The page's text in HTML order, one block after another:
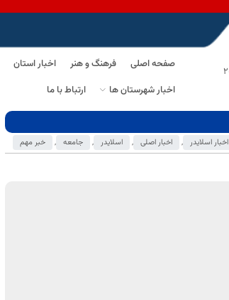
صفحه اصلی فرهنگ و هنر اخبار استان
اخبار شهرستان ها
ارتباط با ما
اخبار اسلایدر , اخبار اصلی , اسلایدر , جامعه , خبر مهم